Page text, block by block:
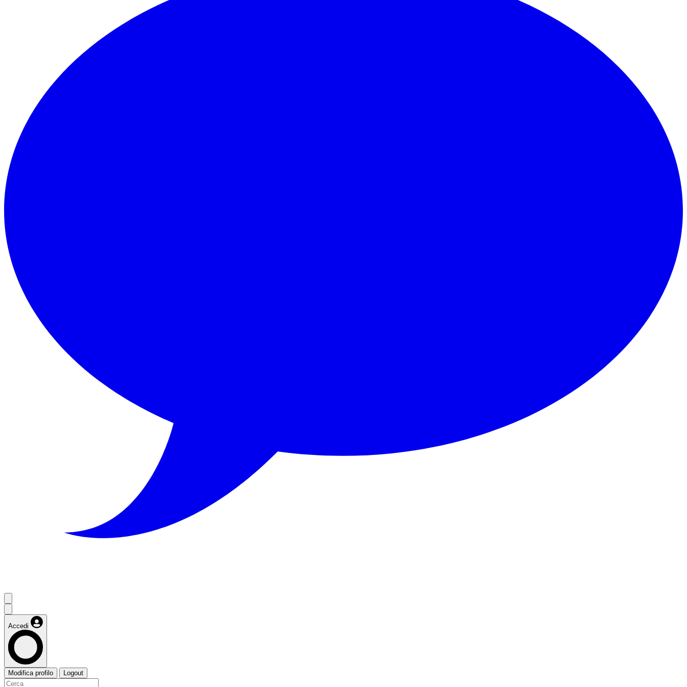
Accedi
Modifica profilo Logout